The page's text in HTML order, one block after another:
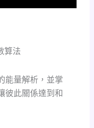
算法
能量解析，並掌
彼此關係達到和